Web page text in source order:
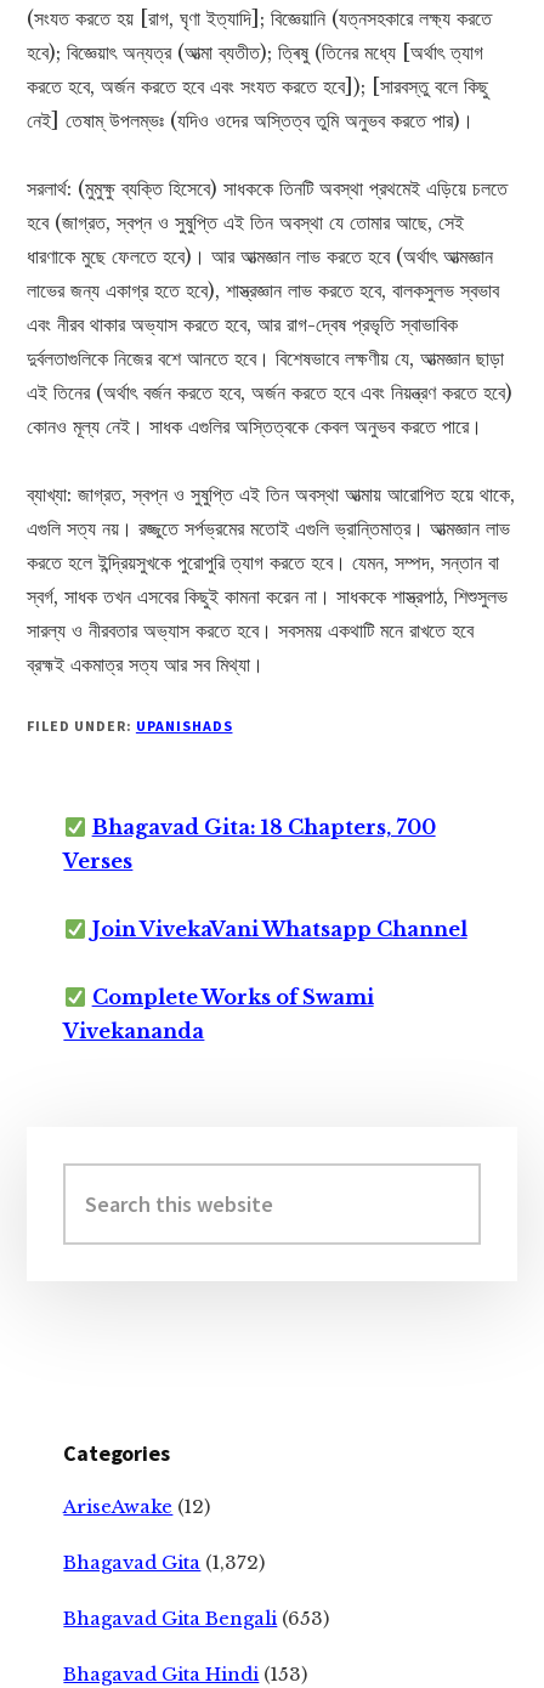
(সংযত করতে হয় [রাগ, ঘৃণা ইত্যাদি]; বিজ্ঞেয়ানি (যত্নসহকারে লক্ষ্য করতে
হবে); বিজ্ঞেয়াৎ অন্যত্র (আত্মা ব্যতীত); ত্ৰিষু (তিনের মধ্যে [অর্থাৎ ত্যাগ
করতে হবে, অর্জন করতে হবে এবং সংযত করতে হবে]); [সারবস্তু বলে কিছু
নেই] তেষাম্ উপলম্ভঃ (যদিও ওদের অস্তিত্ব তুমি অনুভব করতে পার)।
সরলার্থ: (মুমুক্ষু ব্যক্তি হিসেবে) সাধককে তিনটি অবস্থা প্রথমেই এড়িয়ে চলতে
হবে (জাগ্রত, স্বপ্ন ও সুষুপ্তি এই তিন অবস্থা যে তোমার আছে, সেই
ধারণাকে মুছে ফেলতে হবে)। আর আত্মজ্ঞান লাভ করতে হবে (অর্থাৎ আত্মজ্ঞান
লাভের জন্য একাগ্র হতে হবে), শাস্ত্রজ্ঞান লাভ করতে হবে, বালকসুলভ স্বভাব
এবং নীরব থাকার অভ্যাস করতে হবে, আর রাগ-দ্বেষ প্রভৃতি স্বাভাবিক
দুর্বলতাগুলিকে নিজের বশে আনতে হবে। বিশেষভাবে লক্ষণীয় যে, আত্মজ্ঞান ছাড়া
এই তিনের (অর্থাৎ বর্জন করতে হবে, অর্জন করতে হবে এবং নিয়ন্ত্রণ করতে হবে)
কোনও মূল্য নেই। সাধক এগুলির অস্তিত্বকে কেবল অনুভব করতে পারে।
ব্যাখ্যা: জাগ্রত, স্বপ্ন ও সুষুপ্তি এই তিন অবস্থা আত্মায় আরোপিত হয়ে থাকে,
এগুলি সত্য নয়। রজ্জুতে সর্পভ্রমের মতোই এগুলি ভ্রান্তিমাত্র। আত্মজ্ঞান লাভ
করতে হলে ইন্দ্রিয়সুখকে পুরোপুরি ত্যাগ করতে হবে। যেমন, সম্পদ, সন্তান বা
স্বর্গ, সাধক তখন এসবের কিছুই কামনা করেন না। সাধককে শাস্ত্রপাঠ, শিশুসুলভ
সারল্য ও নীরবতার অভ্যাস করতে হবে। সবসময় একথাটি মনে রাখতে হবে
ব্রহ্মই একমাত্র সত্য আর সব মিথ্যা।
FILED UNDER: UPANISHADS
Bhagavad Gita: 18 Chapters, 700
Verses
Join VivekaVani Whatsapp Channel
Complete Works of Swami
Vivekananda
Sidebar
this
website
Categories
AriseAwake (12)
Bhagavad Gita (1,372)
Bhagavad Gita Bengali (653)
Bhagavad Gita Hindi (153)